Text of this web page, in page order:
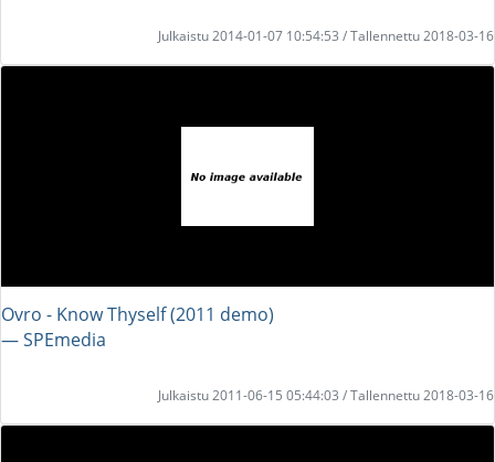
Julkaistu 2014-01-07 10:54:53 / Tallennettu 2018-03-16
Ovro - Know Thyself (2011 demo)
― SPEmedia
Julkaistu 2011-06-15 05:44:03 / Tallennettu 2018-03-16